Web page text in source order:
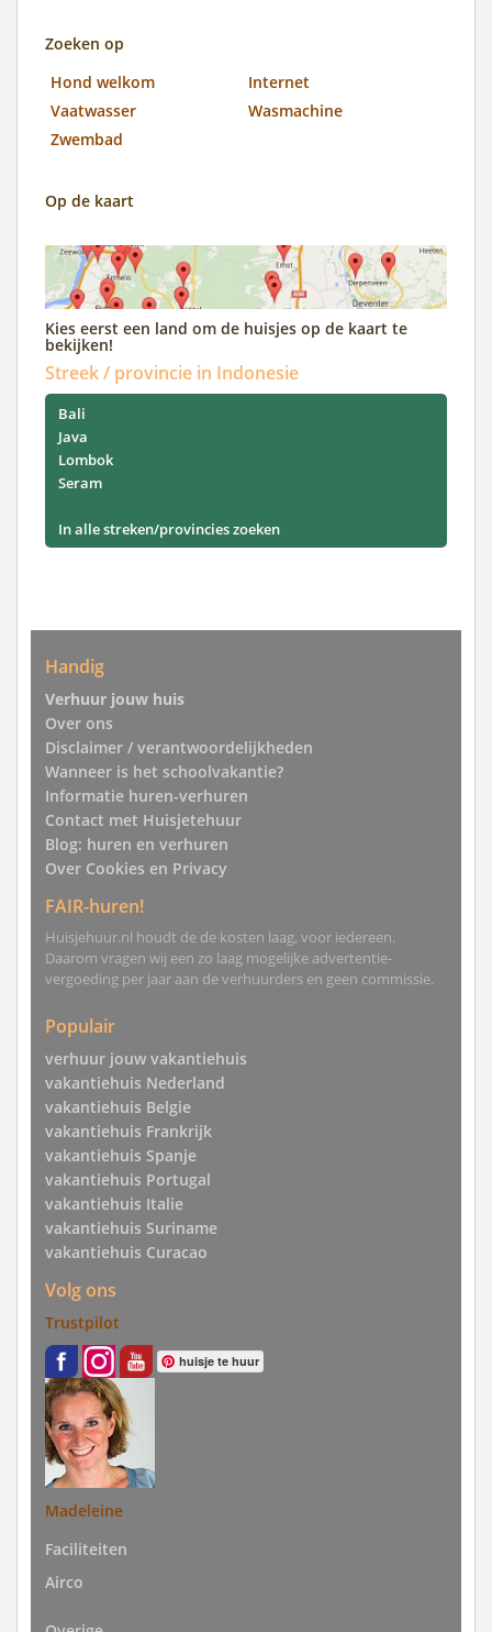
Zoeken op
Hond welkom
Internet
Vaatwasser
Wasmachine
Zwembad
Op de kaart
Kies eerst een land om de huisjes op de kaart te
bekijken!
Streek / provincie in Indonesie
Bali
Java
Lombok
Seram
In alle streken/provincies zoeken
Handig
Verhuur jouw huis
Over ons
Disclaimer / verantwoordelijkheden
Wanneer is het schoolvakantie?
Informatie huren-verhuren
Contact met Huisjetehuur
Blog: huren en verhuren
Over Cookies en Privacy
FAIR-huren!
Huisjehuur.nl houdt de de kosten laag, voor iedereen.
Daarom vragen wij een zo laag mogelijke advertentie-
vergoeding per jaar aan de verhuurders en geen commissie.
Populair
verhuur jouw vakantiehuis
vakantiehuis Nederland
vakantiehuis Belgie
vakantiehuis Frankrijk
vakantiehuis Spanje
vakantiehuis Portugal
vakantiehuis Italie
vakantiehuis Suriname
vakantiehuis Curacao
Volg ons
Trustpilot
huisje te huur
Madeleine
Faciliteiten
Airco